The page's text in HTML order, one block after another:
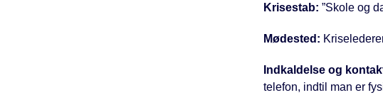
Krisestab: ”Skole og
Mødested:
Indkaldelse og
telefon, indtil man er